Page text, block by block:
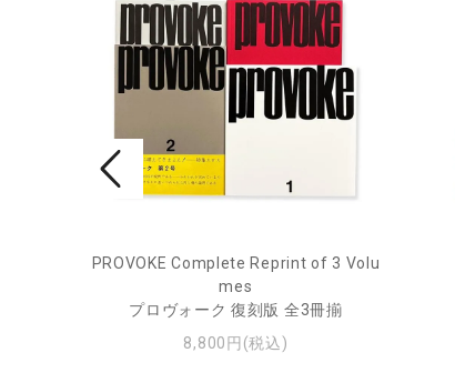
PROVOKE Complete Reprint of 3 Volu
mes
プロヴォーク 復刻版 全3冊揃
8,800円(税込)